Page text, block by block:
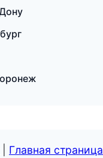
Главная страница